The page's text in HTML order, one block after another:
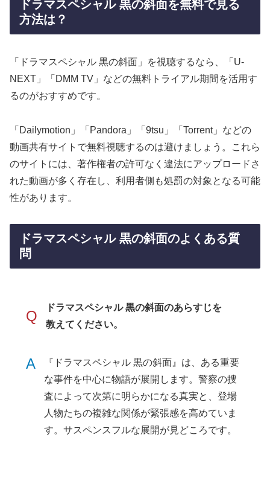
ドラマスペシャル 黒の斜面を無料で見る
方法は？
「ドラマスペシャル 黒の斜面」を視聴するなら、「U-
NEXT」「DMM TV」などの無料トライアル期間を活用す
るのがおすすめです。
「Dailymotion」「Pandora」「9tsu」「Torrent」などの
動画共有サイトで無料視聴するのは避けましょう。これら
のサイトには、著作権者の許可なく違法にアップロードさ
れた動画が多く存在し、利用者側も処罰の対象となる可能
性があります。
ドラマスペシャル 黒の斜面のよくある質
問
Q
ドラマスペシャル 黒の斜面のあらすじを
教えてください。
A
『ドラマスペシャル 黒の斜面』は、ある重要
な事件を中心に物語が展開します。警察の捜
査によって次第に明らかになる真実と、登場
人物たちの複雑な関係が緊張感を高めていま
す。サスペンスフルな展開が見どころです。